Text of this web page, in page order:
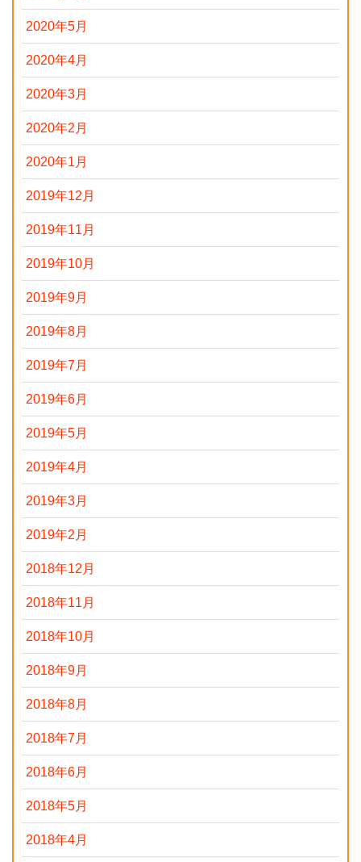
2020年5月
2020年4月
2020年3月
2020年2月
2020年1月
2019年12月
2019年11月
2019年10月
2019年9月
2019年8月
2019年7月
2019年6月
2019年5月
2019年4月
2019年3月
2019年2月
2018年12月
2018年11月
2018年10月
2018年9月
2018年8月
2018年7月
2018年6月
2018年5月
2018年4月